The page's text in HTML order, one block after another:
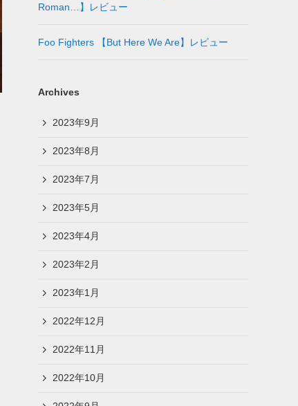
Roman…】レビュー
Foo Fighters 【But Here We Are】レビュー
Archives
2023年9月
2023年8月
2023年7月
2023年5月
2023年4月
2023年2月
2023年1月
2022年12月
2022年11月
2022年10月